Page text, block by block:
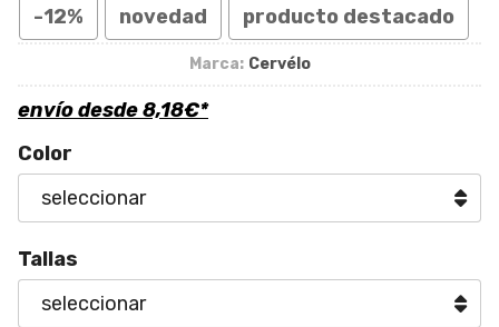
-12% novedad producto destacado
Marca: Cervélo
envío desde8,18€*
Color
Tallas